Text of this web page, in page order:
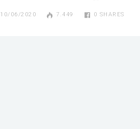
10/06/2020 7.449 0 SHARES